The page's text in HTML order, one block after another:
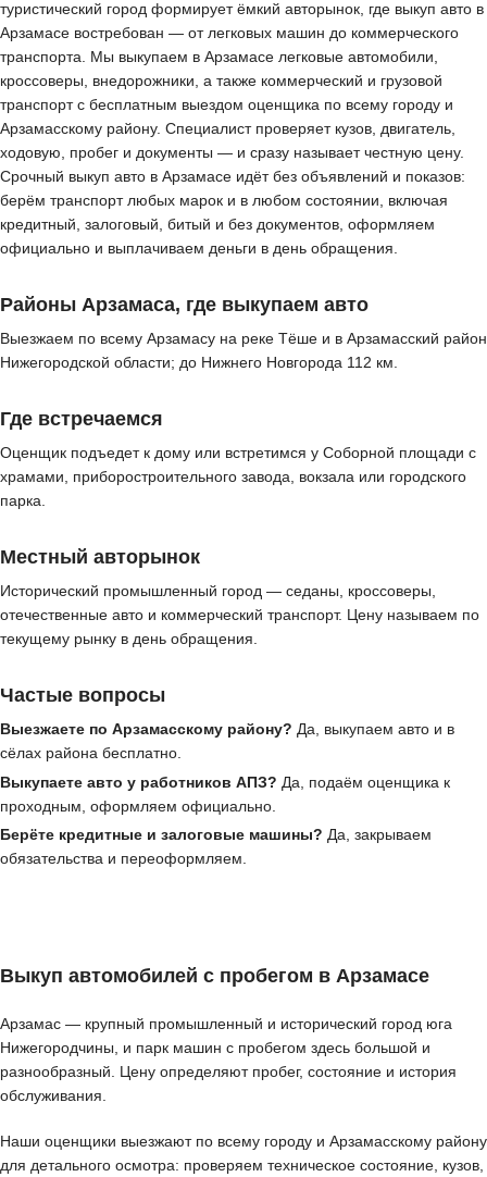
туристический город формирует ёмкий авторынок, где выкуп авто в
Арзамасе востребован — от легковых машин до коммерческого
транспорта. Мы выкупаем в Арзамасе легковые автомобили,
кроссоверы, внедорожники, а также коммерческий и грузовой
транспорт с бесплатным выездом оценщика по всему городу и
Арзамасскому району. Специалист проверяет кузов, двигатель,
ходовую, пробег и документы — и сразу называет честную цену.
Срочный выкуп авто в Арзамасе идёт без объявлений и показов:
берём транспорт любых марок и в любом состоянии, включая
кредитный, залоговый, битый и без документов, оформляем
официально и выплачиваем деньги в день обращения.
Районы Арзамаса, где выкупаем авто
Выезжаем по всему Арзамасу на реке Тёше и в Арзамасский район
Нижегородской области; до Нижнего Новгорода 112 км.
Где встречаемся
Оценщик подъедет к дому или встретимся у Соборной площади с
храмами, приборостроительного завода, вокзала или городского
парка.
Местный авторынок
Исторический промышленный город — седаны, кроссоверы,
отечественные авто и коммерческий транспорт. Цену называем по
текущему рынку в день обращения.
Частые вопросы
Выезжаете по Арзамасскому району? Да, выкупаем авто и в
сёлах района бесплатно.
Выкупаете авто у работников АПЗ? Да, подаём оценщика к
проходным, оформляем официально.
Берёте кредитные и залоговые машины? Да, закрываем
обязательства и переоформляем.
Выкуп автомобилей с пробегом в Арзамасе
Арзамас — крупный промышленный и исторический город юга
Нижегородчины, и парк машин с пробегом здесь большой и
разнообразный. Цену определяют пробег, состояние и история
обслуживания.
Наши оценщики выезжают по всему городу и Арзамасскому району
для детального осмотра: проверяем техническое состояние, кузов,